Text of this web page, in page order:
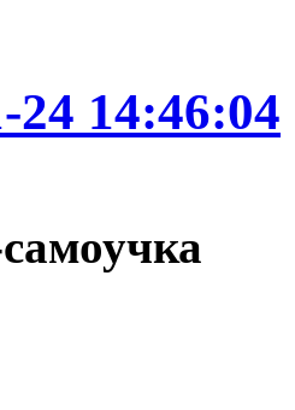
24 14:46:04